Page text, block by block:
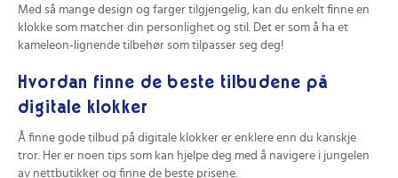
Med så mange design og farger tilgjengelig, kan du enkelt finne en
klokke som matcher din personlighet og stil. Det er som å ha et
kameleon-lignende tilbehør som tilpasser seg deg!
Hvordan finne de beste tilbudene på
digitale klokker
Å finne gode tilbud på digitale klokker er enklere enn du kanskje
tror. Her er noen tips som kan hjelpe deg med å navigere i jungelen
av nettbutikker og finne de beste prisene.